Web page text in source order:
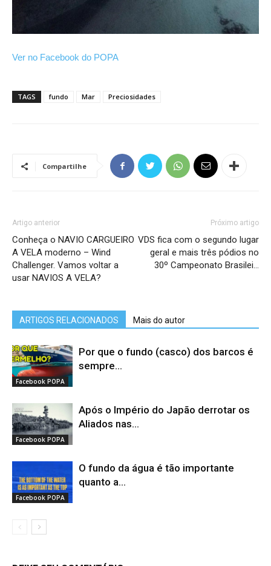
Ver no Facebook do POPA
TAGS fundo Mar Preciosidades
Compartilhe
Artigo anterior
Conheça o NAVIO CARGUEIRO
A VELA moderno – Wind
Challenger. Vamos voltar a
usar NAVIOS A VELA?
Próximo artigo
VDS fica com o segundo lugar
geral e mais três pódios no
30º Campeonato Brasilei…
ARTIGOS RELACIONADOS Mais do autor
Facebook POPA
Por que o fundo (casco) dos barcos é
sempre...
Facebook POPA
Após o Império do Japão derrotar os
Aliados nas...
Facebook POPA
O fundo da água é tão importante
quanto a...